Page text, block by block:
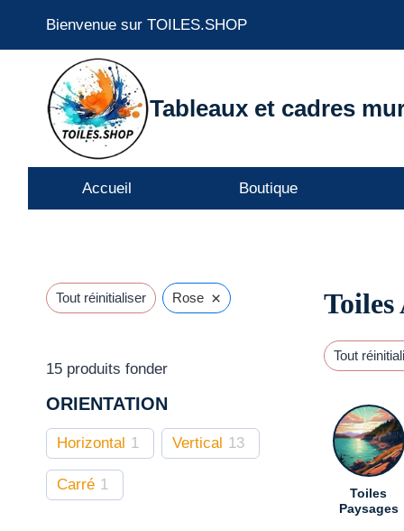
Bienvenue sur TOILES.SHOP
Tableaux et cadres
Accueil Boutique
Tout
Toiles
Paysages
Tout réinitialiser Rose ×
15 produits fonder
ORIENTATION
Horizontal 1 Vertical 13
Carré 1